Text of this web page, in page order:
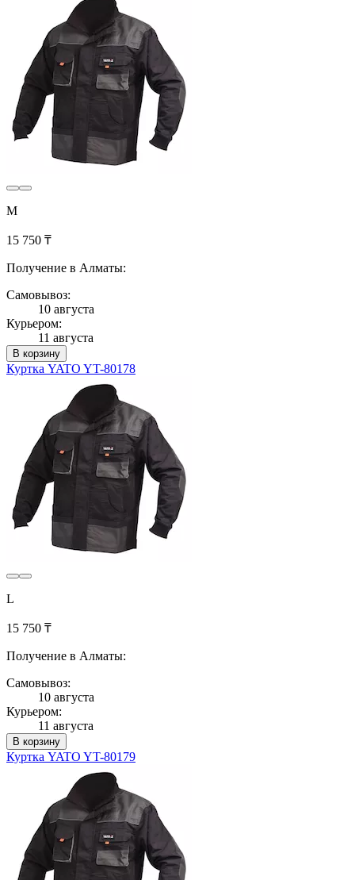
M
15 750 ₸
Получение в Алматы:
Самовывоз:
10 августа
Курьером:
11 августа
В корзину
Куртка YATO YT-80178
L
15 750 ₸
Получение в Алматы:
Самовывоз:
10 августа
Курьером:
11 августа
В корзину
Куртка YATO YT-80179